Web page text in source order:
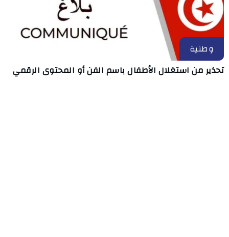
وطنية
تحذير من استغلال الأطفال باسم الفن أو المحتوى الرقمي